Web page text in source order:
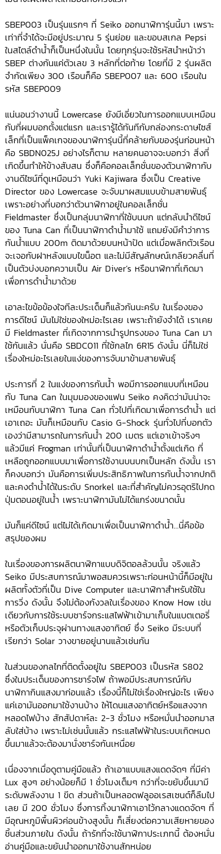
SBEP003 เป็นรุ่นแรกๆ ที่ Seiko ออกนาฬิการุ่นนี้มา เพราะ
เท่าที่จำได้จะมีอยู่ประมาณ 5 รุ่นย่อย และขอบสเกล Pepsi
ในสไตล์ดำน้ำก็เป็นหนึ่งในนั้น โดยทุกรุ่นจะใช้รหัสนำหน้าว่า
SBEP ต่างกันแค่ตัวเลข 3 หลักที่ต่อท้าย โดยที่มี 2 รุ่นผลิต
จำกัดเพียง 300 เรือนก็คือ SBEP007 และ 600 เรือนใน
รหัส SBEP009
แน่นอนว่างานนี้ Lowercase ยังมีเอี่ยวในการออกแบบเหมือน
กับที่ผมบอกตั้งแต่แรก และเรารู้ได้ทันทีกับกล่องกระดาษไซส์
เล็กที่เป็นแพ็คเกจของนาฬิการุ่นนี้ที่คล้ายกับของรุ่นก่อนหน้า
คือ SBDN025J อย่างไรก็ตาม หลายคนอาจจะบอกว่า สิ่งที่
เกิดขึ้นทำให้ข้างสับสน ซึ่งก็คือคอลเล็กชั่นของตัวนาฬิกากับ
งานดีไซน์ที่ดูเหมือนว่า Yuki Kajiwara ซึ่งเป็น Creative
Director ของ Lowercase จะจับมาผสมแบบข้ามสายพันธุ์
เพราะอย่างที่บอกว่าตัวนาฬิกาอยู่ในคอลเล็กชั่น
Fieldmaster ซึ่งเป็นกลุ่มนาฬิกาที่ใช้บนบก แต่กลับนำดีไซน์
ของ Tuna Can ที่เป็นนาฬิกาดำน้ำมาใช้ แถมยังมีคำว่าการ
กันน้ำแบบ 200m ติดมาด้วยบนหน้าปัด แต่เมื่อพลิกตัวเรือน
จะเจอกับฝาหลังแบบไขน็อต และไม่มีสัญลักษณ์เกลียวคลื่นที่
เป็นตัวบ่งบอกความเป็น Air Diver’s หรือนาฬิกาที่เกิดมา
เพื่อการดำน้ำมาด้วย
เอาละไขข้อข้องใจทีละประเด็นก็แล้วกันนะครับ ในเรื่องของ
การดีไซน์ มันไม่ใช่ของใหม่อะไรเลย เพราะถ้ายังจำได้ เราเคย
มี Fieldmaster ที่เกิดจากการนำรูปทรงของ Tuna Can มา
ใช้กันแล้ว นั่นคือ SBDC011 ที่ใช้กลไก 6R15 ดังนั้น นี่ก็ไม่ใช่
เรื่องใหม่อะไรเลยในแง่ของการจับมาข้ามสายพันธุ์
ประการที่ 2 ในแง่ของการกันน้ำ พอมีการออกแบบที่เหมือน
กับ Tuna Can ในมุมมองของแฟน Seiko คงคิดว่ามันน่าจะ
เหมือนกับนาฬิกา Tuna Can ทั่วไปที่เกิดมาเพื่อการดำน้ำ แต่
เอาเถอะ มันก็เหมือนกับ Casio G-Shock รุ่นทั่วไปที่บอกตัว
เองว่ามีสามารถในการกันน้ำ 200 เมตร แต่เอาเข้าจริงๆ
แล้วมีแค่ Frogman เท่านั้นที่เป็นนาฬิกาดำน้ำตั้งแต่เกิด ที่
เหลือถูกออกแบบมาเพื่อการใช้งานบนบกเป็นหลัก ดังนั้น เรา
ก็คงบอกว่า มันคือการเพิ่มประสิทธิภาพในการกันน้ำจากปกติ
และคงดำน้ำได้ในระดับ Snorkel และที่สำคัญไม่ควรอุตริไปกด
ปุ่มตอนอยู่ในน้ำ เพราะนาฬิกามันไม่ได้แกร่งขนาดนั้น
มันก็แค่ดีไซน์ แต่ไม่ได้เกิดมาเพื่อเป็นนาฬิกาดำน้ำ…นี่คือข้อ
สรุปของผม
ในเรื่องของการผลิตนาฬิกาแบบดิจิตอลล้วนนั้น จริงแล้ว
Seiko มีประสบการณ์มาพอสมควรเพราะก่อนหน้านี้ก็มีอยู่ใน
ผลิตทั้งตัวที่เป็น Dive Computer และนาฬิกาสำหรับใช้ใน
การวิ่ง ดังนั้น จึงไม่ต้องกังวลในเรื่องของ Know How เช่น
เดียวกับการใช้ระบบชาร์จกระแสไฟฟ้าเข้ามาเก็บในแบตเตอรี่
หรือตัวเก็บประจุผ่านทางแสงอาทิตย์ ซึ่ง Seiko มีระบบที่
เรียกว่า Solar วางขายอยู่นานแล้วเช่นกัน
ในส่วนของกลไกที่ติดตั้งอยู่ใน SBEP003 เป็นรหัส S802
ซึ่งในประเด็นของการชาร์จไฟ ถ้าพอมีประสบการณ์กับ
นาฬิกากินแสงมาก่อนแล้ว เรื่องนี้ก็ไม่ใช่เรื่องใหญ่อะไร เพียง
แค่เอามันออกมาใช้งานบ้าง ให้โดนแสงอาทิตย์หรือแสงจาก
หลอดไฟบ้าง สักสัปดาห์ละ 2-3 ชั่วโมง หรือหมั่นนำออกมาส
ลับใส่บ้าง เพราะไม่เช่นนั้นแล้ว กระแสไฟฟ้าในระบบเกิดหมด
ขึ้นมาแล้วจะต้องมานั่งชาร์จกันเหนื่อย
เนื่องจากเมื่อดูตามคู่มือแล้ว ถ้าเอาแบบแสงแดดจัดๆ ที่มีค่า
Lux สูงๆ อย่างน้อยก็มี 1 ชั่วโมงเต็มๆ กว่าที่จะขยับขึ้นมามี
ระดับพลังงาน 1 ขีด ส่วนถ้าเป็นหลอดฟลูออเรสเซนต์ก็ลืมไป
เลย มี 200 ชั่วโมง ซึ่งการทิ้งนาฬิกาเอาไว้กลางแดดจัดๆ ที่
มีอุณหภูมิพื้นผิวค่อนข้างสูงนั้น ก็เสี่ยงต่อความเสียหายของ
ชิ้นส่วนภายใน ดังนั้น ถ้ารักที่จะใช้นาฬิกาประเภทนี้ ต้องหมั่น
อ่านคู่มือและขยันนำออกมาใช้งานสักหน่อย